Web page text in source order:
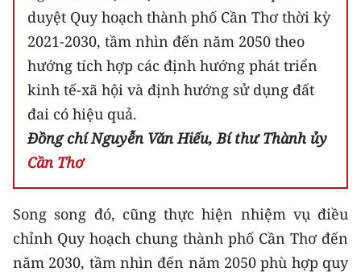
duyệt Quy hoạch thành phố Cần Thơ thời kỳ
2021-2030, tầm nhìn đến năm 2050 theo
hướng tích hợp các định hướng phát triển
kinh tế-xã hội và định hướng sử dụng đất
đai có hiệu quả.
Đồng chí Nguyễn Văn Hiếu, Bí thư Thành ủy
Cần Thơ
Song song đó, cũng thực hiện nhiệm vụ điều
chỉnh Quy hoạch chung thành phố Cần Thơ đến
năm 2030, tầm nhìn đến năm 2050 phù hợp quy